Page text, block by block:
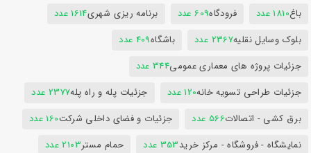
باغ1810 عدد فرودگاه609 عدد برنامه ریزی شهری1614 عدد
بلوک وسایل نقلیه2367 عدد باشگاه409 عدد
جزئیات پروژه های معماری عمومی344 عدد
جزئیات طراحی تسویه خانه120 عدد جزئیات پله و راه پله2377 عدد
برق کشی - اتصالات566 عدد جزئیات و فضای داخلی شرکت160 عدد
نمایشگاه - فروشگاه - مرکز خرید353 عدد حمام مستر2103 عدد